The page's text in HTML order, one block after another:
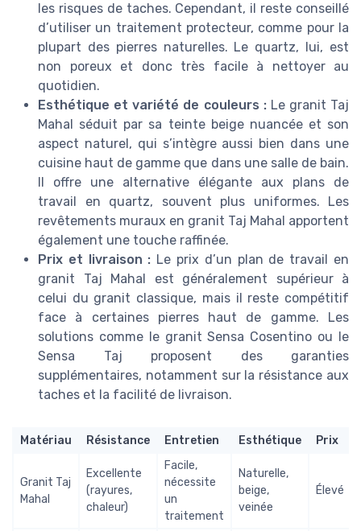
les risques de taches. Cependant, il reste conseillé
d’utiliser un traitement protecteur, comme pour la
plupart des pierres naturelles. Le quartz, lui, est
non poreux et donc très facile à nettoyer au
quotidien.
Esthétique et variété de couleurs :Le granit Taj
Mahal séduit par sa teinte beige nuancée et son
aspect naturel, qui s’intègre aussi bien dans une
cuisine haut de gamme que dans une salle de bain.
Il offre une alternative élégante aux plans de
travail en quartz, souvent plus uniformes. Les
revêtements muraux en granit Taj Mahal apportent
également une touche raffinée.
Prix et livraison : Le prix d’un plan de travail en
granit Taj Mahal est généralement supérieur à
celui du granit classique, mais il reste compétitif
face à certaines pierres haut de gamme. Les
solutions comme le granit Sensa Cosentino ou le
Sensa Taj proposent des garanties
supplémentaires, notamment sur la résistance aux
taches et la facilité de livraison.
Matériau Résistance Entretien Esthétique Prix
Granit Taj
Mahal
Excellente
(rayures,
chaleur)
Facile,
nécessite
un
traitement
Naturelle,
beige,
veinée
Élevé